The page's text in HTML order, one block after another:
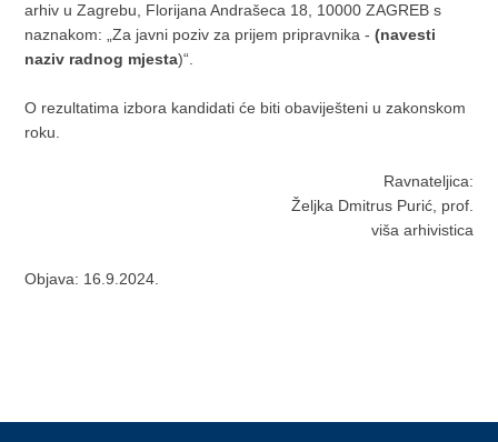
arhiv u Zagrebu, Florijana Andrašeca 18, 10000 ZAGREB s
naznakom: „Za javni poziv za prijem pripravnika -(navesti
naziv radnog mjesta)“.
O rezultatima izbora kandidati će biti obaviješteni u zakonskom
roku.
Ravnateljica:
Željka Dmitrus Purić, prof.
viša arhivistica
Objava: 16.9.2024.